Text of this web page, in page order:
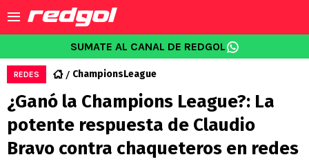
SUMATE AL CANAL DE REDGOL
REDES ChampionsLeague
¿Ganó la Champions League?: La
potente respuesta de Claudio
Bravo contra chaqueteros en redes